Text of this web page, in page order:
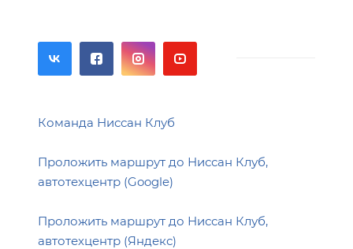
Команда Ниссан Клуб
Проложить маршрут до Ниссан Клуб,
автотехцентр (Google)
Проложить маршрут до Ниссан Клуб,
автотехцентр (Яндекс)